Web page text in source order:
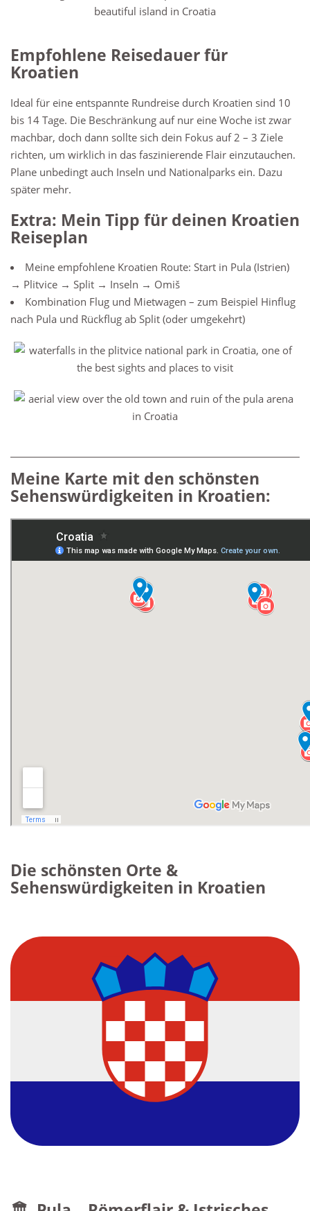
Empfohlene Reisedauer für
Kroatien
Ideal für eine entspannte Rundreise durch Kroatien sind 10
bis 14 Tage. Die Beschränkung auf nur eine Woche ist zwar
machbar, doch dann sollte sich dein Fokus auf 2 – 3 Ziele
richten, um wirklich in das faszinierende Flair einzutauchen.
Plane unbedingt auch Inseln und Nationalparks ein. Dazu
später mehr.
Extra: Mein Tipp für deinen Kroatien
Reiseplan
Meine empfohlene Kroatien Route: Start in Pula (Istrien)
→ Plitvice → Split → Inseln → Omiš
Kombination Flug und Mietwagen – zum Beispiel Hinflug
nach Pula und Rückflug ab Split (oder umgekehrt)
Meine Karte mit den schönsten
Sehenswürdigkeiten in Kroatien:
Die schönsten Orte &
Sehenswürdigkeiten in Kroatien